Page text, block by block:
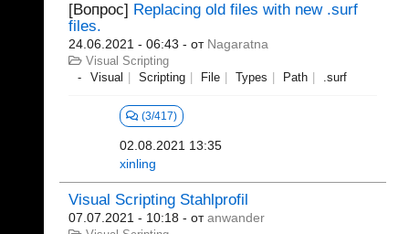
[Вопрос] Replacing old files with new .surf
files.
24.06.2021 - 06:43 - от Nagaratna
Visual Scripting
Visual
Scripting File Types Path .surf
(3/417)
02.08.2021 13:35
xinling
Visual Scripting Stahlprofil
07.07.2021 - 10:18 - отanwander